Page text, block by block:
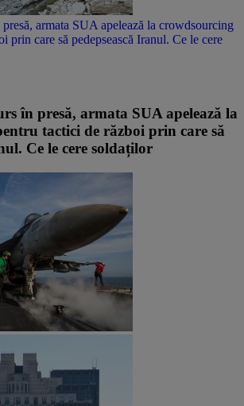
armata SUA apelează la crowdsourcing
prin care să pedepsească Iranul. Ce le cere
în presă, armata SUA apelează la
tactici de război prin care să
Ce le cere soldaților